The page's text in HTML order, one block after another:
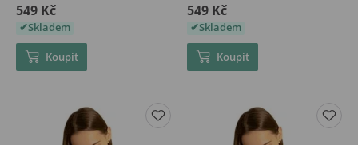
549 Kč
Skladem
Koupit
549 Kč
Skladem
Koupit